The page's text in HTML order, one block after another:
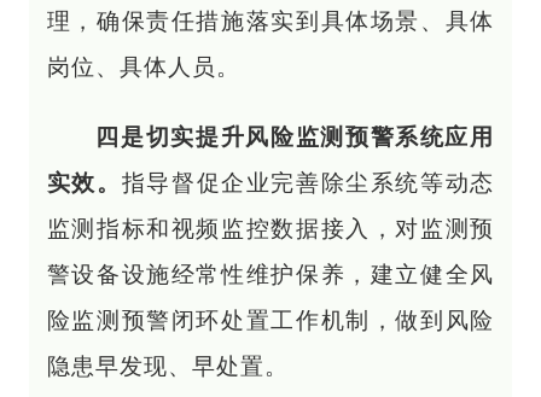
理，确保责任措施落实到具体场景、具体
岗位、具体人员。
四是切实提升风险监测预警系统应用
实效。 指导督促企业完善除尘系统等动态
监测指标和视频监控数据接入，对监测预
警设备设施经常性维护保养，建立健全风
险监测预警闭环处置工作机制，做到风险
隐患早发现、早处置。